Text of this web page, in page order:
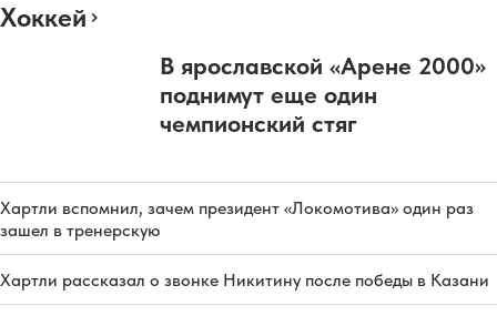
Хоккей
В ярославской «Арене 2000»
поднимут еще один
чемпионский стяг
Хартли вспомнил, зачем президент «Локомотива» один раз
зашел в тренерскую
Хартли рассказал о звонке Никитину после победы в Казани